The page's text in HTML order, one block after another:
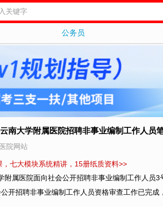
公务员
南大学附属医院招聘非事业编制工作人员
院网站
，七大模块系统精讲，15册纸质资料>>
附属医院面向社会公开招聘非事业编制工作人员3
开招聘非事业编制工作人员资格审查工作已完成